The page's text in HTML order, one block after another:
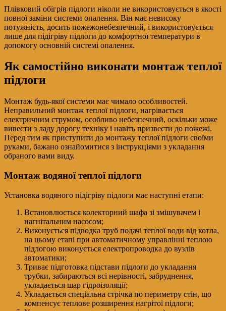
Плівковий обігрів підлоги ніколи не використовується в якості
повної заміни системи опалення. Він має невисоку
потужність, досить пожежонебезпечний, і використовується
лише для підігріву підлоги до комфортної температури в
допомогу основній системі опалення.
Як самостійно виконати монтаж теплої
підлоги
Монтаж будь-якої системи має чимало особливостей.
Неправильний монтаж теплої підлоги, нагрівається
електричним струмом, особливо небезпечний, оскільки може
вивести з ладу дорогу техніку і навіть призвести до пожежі.
Перед тим як приступити до монтажу теплої підлоги своїми
руками, бажано ознайомитися з інструкціями з укладання
обраного вами виду.
Монтаж водяної теплої підлоги
Установка водяного підігріву підлоги має наступні етапи:
Встановлюється колекторний шафа зі змішувачем і
нагнітальним насосом;
Виконується підводка труб подачі теплої води від котла,
на цьому етапі при автоматичному управлінні теплою
підлогою виконується електропроводка до вузлів
автоматики;
Триває підготовка підстави підлоги до укладання
трубки, забираються всі нерівності, забруднення,
укладається шар гідроізоляції;
Укладається спеціальна стрічка по периметру стін, що
компенсує теплове розширення нагрітої підлоги;